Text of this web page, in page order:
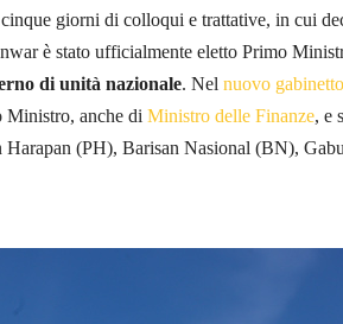
cinque giorni di colloqui e trattative, in cui
è stato ufficialmente eletto Primo
di unità nazionale. Nel nuovo gabinetto
anche di Ministro delle Finanze, e
Harapan (PH), Barisan Nasional (BN),